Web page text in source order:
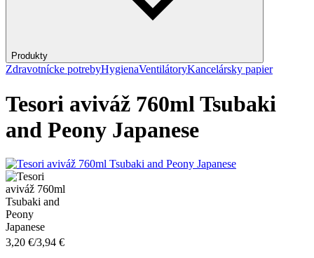
Produkty
Zdravotnícke potrebyHygienaVentilátoryKancelársky papier
Tesori aviváž 760ml Tsubaki
and Peony Japanese
3,20 €/3,94 €